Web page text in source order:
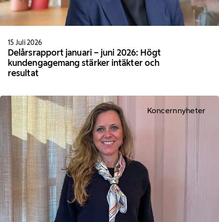
15 Juli 2026
Delårsrapport januari – juni 2026: Högt
kundengagemang stärker intäkter och
resultat
Koncernnyheter